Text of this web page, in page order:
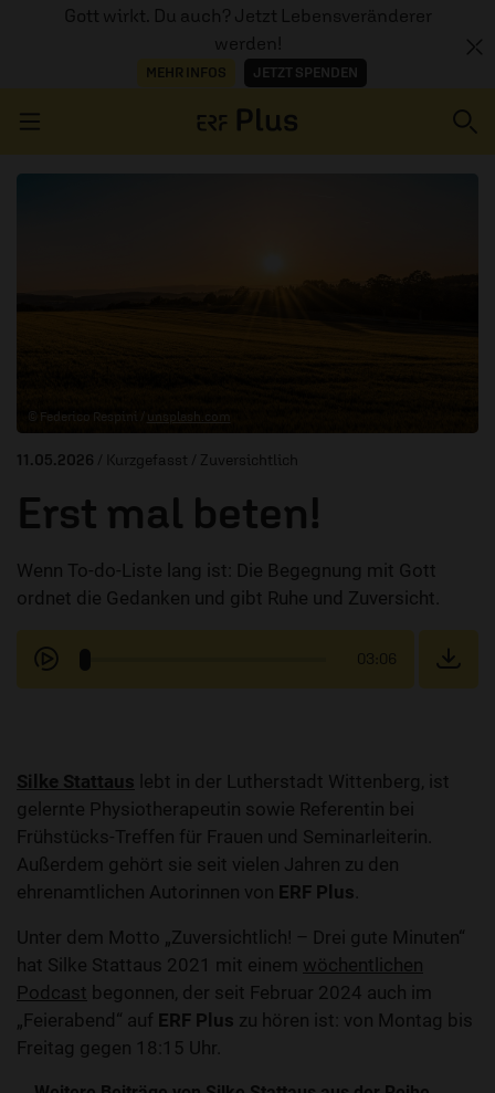
Gott wirkt. Du auch? Jetzt Lebensveränderer
werden!
MEHR INFOS JETZT SPENDEN
© Federico Respini /
11.05.2026 / Kurzgefasst / Zuversichtlich
Erst mal beten!
Wenn To-do-Liste lang ist: Die Begegnung mit Gott
ordnet die Gedanken und gibt Ruhe und Zuversicht.
03:06
Silke Stattaus lebt in der Lutherstadt Wittenberg, ist
gelernte Physiotherapeutin sowie Referentin bei
Frühstücks-Treffen für Frauen und Seminarleiterin.
Außerdem gehört sie seit vielen Jahren zu den
ehrenamtlichen Autorinnen von ERF Plus
Unter dem Motto „Zuversichtlich! – Drei gute Minuten“
hat Silke Stattaus 2021 mit einem wöchentlichen
Podcast begonnen, der seit Februar 2024 auch im
„Feierabend“ auf ERF Plus zu hören ist: von Montag bis
Freitag gegen 18:15 Uhr.